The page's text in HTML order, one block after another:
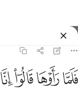
ﱵﱶﱷﱸ